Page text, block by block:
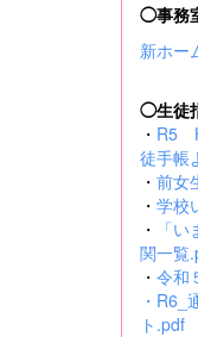
◯事務
新ホー
◯生徒
・ R5
徒手帳
・ 前女
・ 学校
・
「
関一覧
・ 令和
・ R6_
ト.pdf